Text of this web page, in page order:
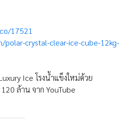
17521
crystal-clear-ice-cube-12kg-
Ice โรงน้ำแข็งใหม่ด้วย
ล้าน จาก YouTube